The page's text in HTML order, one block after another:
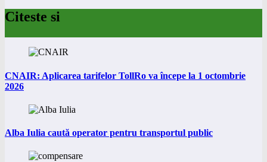
Citeste si
CNAIR: Aplicarea tarifelor TollRo va începe la 1 octombrie
2026
Alba Iulia caută operator pentru transportul public